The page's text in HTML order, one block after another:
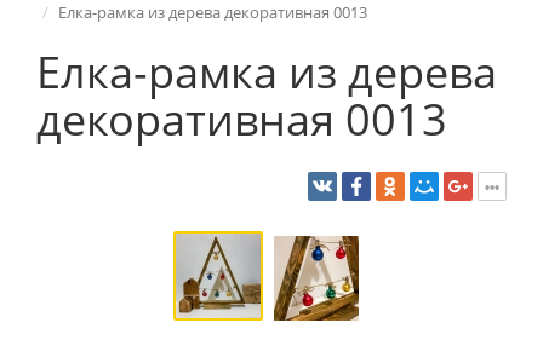
Елка-рамка из дерева декоративная 0013
Елка-рамка из дерева
декоративная 0013